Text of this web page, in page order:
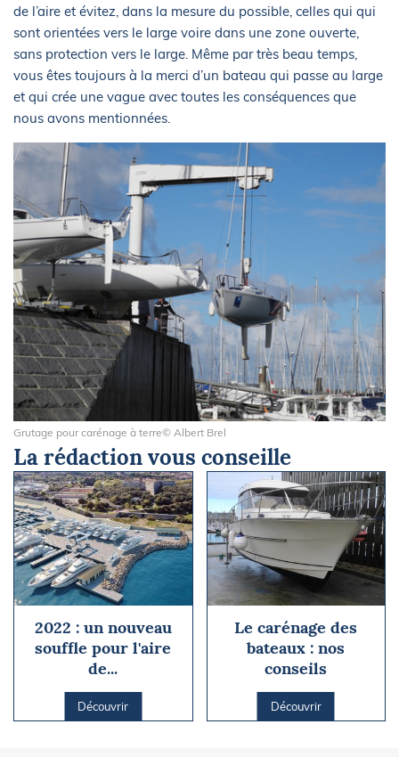
de l’aire et évitez, dans la mesure du possible, celles qui qui
sont orientées vers le large voire dans une zone ouverte,
sans protection vers le large. Même par très beau temps,
vous êtes toujours à la merci d’un bateau qui passe au large
et qui crée une vague avec toutes les conséquences que
nous avons mentionnées.
Grutage pour carénage à terre© Albert Brel
La rédaction vous conseille
2022 : un nouveau
souffle pour l'aire
de...
Découvrir
Le carénage des
bateaux : nos
conseils
Découvrir